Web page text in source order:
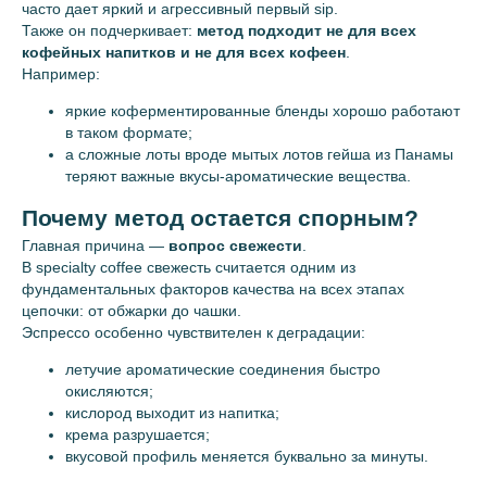
часто дает яркий и агрессивный первый sip.
Также он подчеркивает: метод подходит не для всех
кофейных напитков и не для всех кофеен
Например:
яркие коферментированные бленды хорошо работают
в таком формате;
а сложные лоты вроде мытых лотов гейша из Панамы
теряют важные вкусы-ароматические вещества.
Почему метод остается спорным?
Главная причина — вопрос свежести
В specialty coffee свежесть считается одним из
фундаментальных факторов качества на всех этапах
цепочки: от обжарки до чашки.
Эспрессо особенно чувствителен к деградации:
летучие ароматические соединения быстро
окисляются;
кислород выходит из напитка;
крема разрушается;
вкусовой профиль меняется буквально за минуты.
Кофе оптом
Аренда оборудования
Оптовый личный кабинет